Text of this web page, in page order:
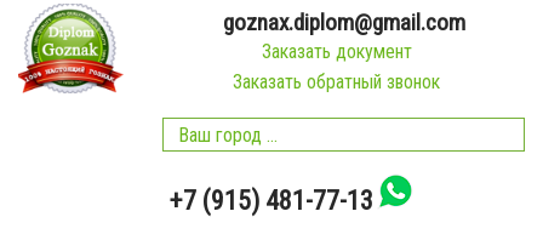
goznax.diplom@gmail.com
Заказать документ
Заказать обратный звонок
+7 (915) 481-77-13